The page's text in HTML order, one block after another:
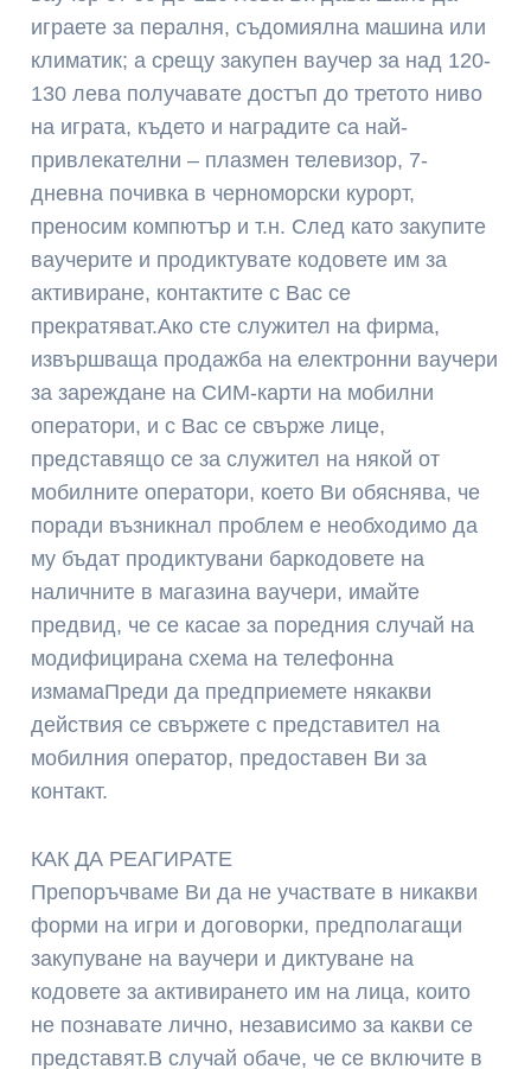
играете за пералня, съдомиялна машина или
климатик; а срещу закупен ваучер за над 120-
130 лева получавате достъп до третото ниво
на играта, където и наградите са най-
привлекателни – плазмен телевизор, 7-
дневна почивка в черноморски курорт,
преносим компютър и т.н. След като закупите
ваучерите и продиктувате кодовете им за
активиране, контактите с Вас се
прекратяват.Ако сте служител на фирма,
извършваща продажба на електронни ваучери
за зареждане на СИМ-карти на мобилни
оператори, и с Вас се свърже лице,
представящо се за служител на някой от
мобилните оператори, което Ви обяснява, че
поради възникнал проблем е необходимо да
му бъдат продиктувани баркодовете на
наличните в магазина ваучери, имайте
предвид, че се касае за поредния случай на
модифицирана схема на телефонна
измамаПреди да предприемете някакви
действия се свържете с представител на
мобилния оператор, предоставен Ви за
контакт.
КАК ДА РЕАГИРАТЕ
Препоръчваме Ви да не участвате в никакви
форми на игри и договорки, предполагащи
закупуване на ваучери и диктуване на
кодовете за активирането им на лица, които
не познавате лично, независимо за какви се
представят.В случай обаче, че се включите в